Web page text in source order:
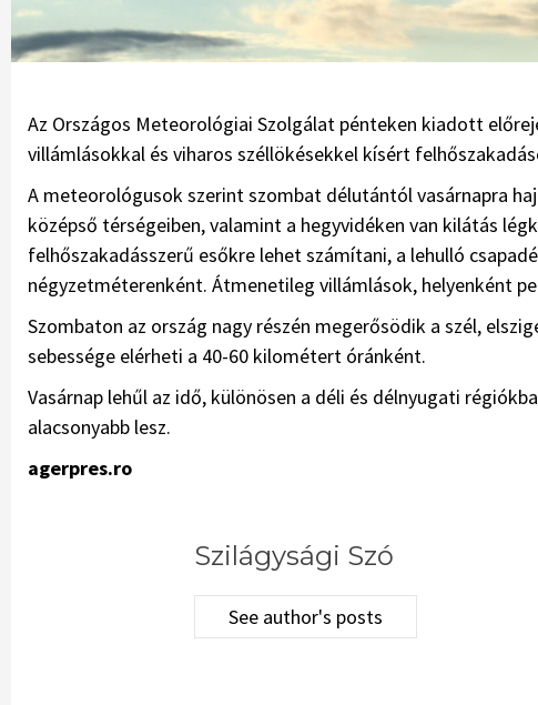
Az Országos Meteorológiai Szolgálat pénteken kiadott
villámlásokkal és viharos széllökésekkel kísért
A meteorológusok szerint szombat délutántól vasárnapra
középső térségeiben, valamint a hegyvidéken van kilátás
felhőszakadásszerű esőkre lehet számítani, a lehulló
négyzetméterenként. Átmenetileg villámlások, helyenként
Szombaton az ország nagy részén megerősödik a szél,
sebessége elérheti a 40-60 kilométert óránként.
Vasárnap lehűl az idő, különösen a déli és délnyugati
alacsonyabb lesz.
agerpres.ro
Szilágysági Szó
See author's posts